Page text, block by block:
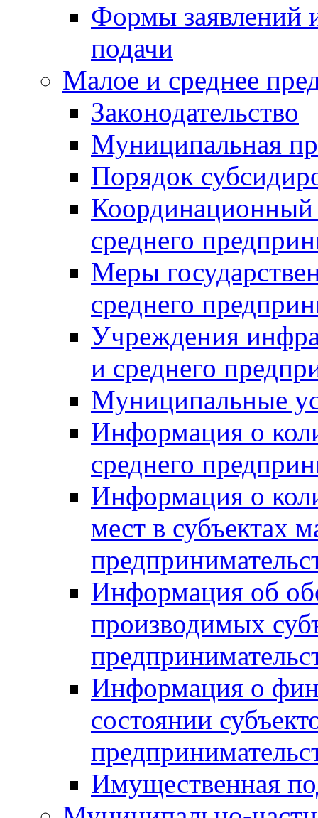
Формы заявлений
подачи
Малое и среднее
Законодательство
Муниципальная
Порядок
Координационный
среднего
Меры
среднего
Учреждения
и среднего
Муниципальные
Информация о
среднего
Информация о
мест в субъектах
Информация об
производимых
Информация о
состоянии
Имущественная